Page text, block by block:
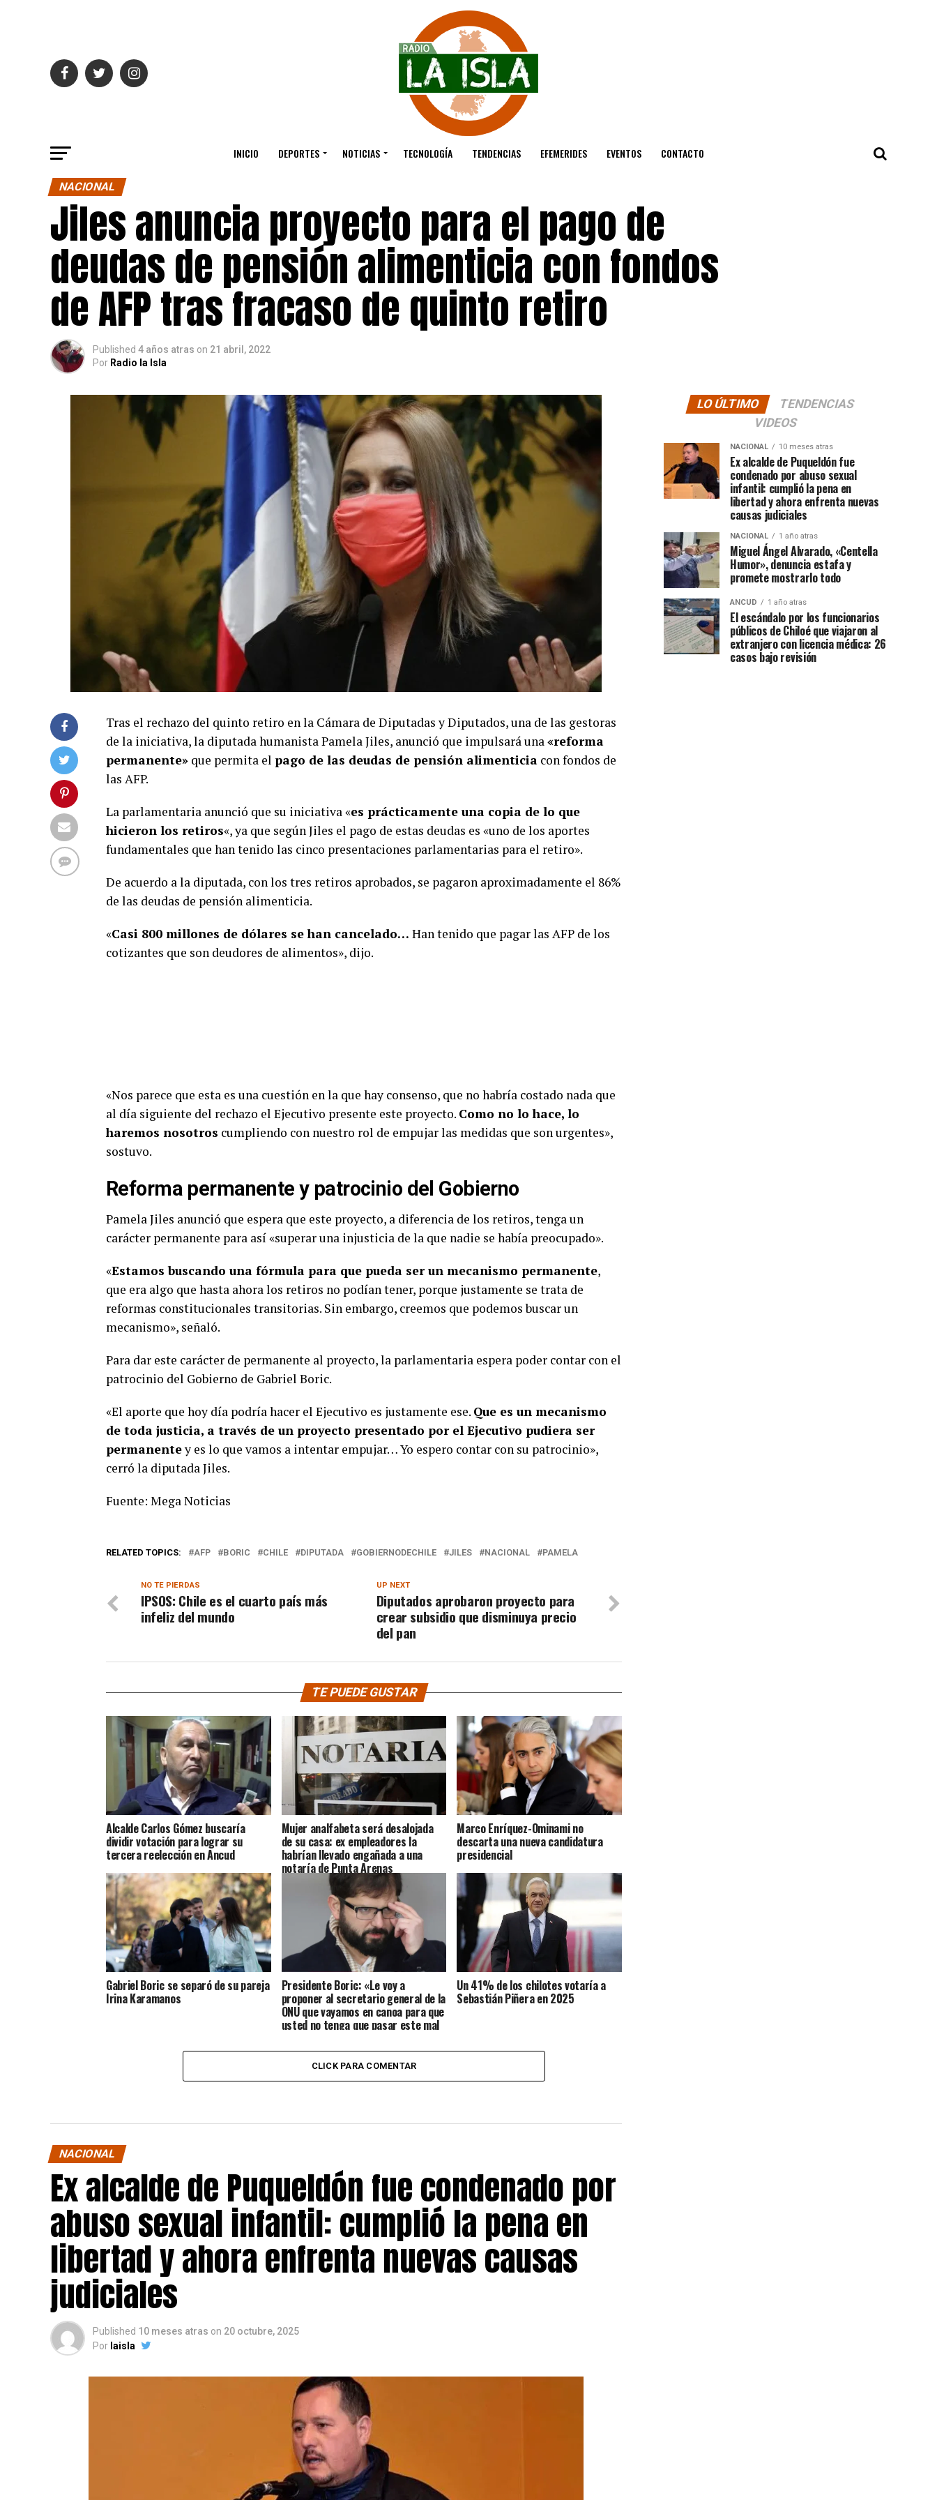
INICIO DEPORTES NOTICIAS TECNOLOGÍA TENDENCIAS EFEMERIDES EVENTOS CONTACTO
NACIONAL
Jiles anuncia proyecto para el pago de
deudas de pensión alimenticia con fondos
de AFP tras fracaso de quinto retiro
Published 4 años atras on 21 abril, 2022
Por Radio la Isla
Tras el rechazo del quinto retiro en la Cámara de Diputadas y Diputados, una de las gestoras
de la iniciativa, la diputada humanista Pamela Jiles, anunció que impulsará una«reforma
permanente» que permita el pago de las deudas de pensión alimenticia con fondos de
las AFP.
La parlamentaria anunció que su iniciativa «es prácticamente una copia de lo que
hicieron los retiros«, ya que según Jiles el pago de estas deudas es «uno de los aportes
fundamentales que han tenido las cinco presentaciones parlamentarias para el retiro».
De acuerdo a la diputada, con los tres retiros aprobados, se pagaron aproximadamente el 86%
de las deudas de pensión alimenticia.
«Casi 800 millones de dólares se han cancelado… Han tenido que pagar las AFP de los
cotizantes que son deudores de alimentos», dijo.
«Nos parece que esta es una cuestión en la que hay consenso, que no habría costado nada que
al día siguiente del rechazo el Ejecutivo presente este proyecto. Como no lo hace, lo
haremos nosotros cumpliendo con nuestro rol de empujar las medidas que son urgentes»,
sostuvo.
Reforma permanente y patrocinio del Gobierno
Pamela Jiles anunció que espera que este proyecto, a diferencia de los retiros, tenga un
carácter permanente para así «superar una injusticia de la que nadie se había preocupado».
«Estamos buscando una fórmula para que pueda ser un mecanismo permanente,
que era algo que hasta ahora los retiros no podían tener, porque justamente se trata de
reformas constitucionales transitorias. Sin embargo, creemos que podemos buscar un
mecanismo», señaló.
Para dar este carácter de permanente al proyecto, la parlamentaria espera poder contar con el
patrocinio del Gobierno de Gabriel Boric.
«El aporte que hoy día podría hacer el Ejecutivo es justamente ese. Que es un mecanismo
de toda justicia, a través de un proyecto presentado por el Ejecutivo pudiera ser
permanentey es lo que vamos a intentar empujar… Yo espero contar con su patrocinio»,
cerró la diputada Jiles.
Fuente: Mega Noticias
RELATED TOPICS: AFP BORIC CHILE DIPUTADA GOBIERNODECHILE JILES NACIONAL PAMELA
UP NEXT
Diputados aprobaron proyecto para
crear subsidio que disminuya precio
del pan
NO TE PIERDAS
IPSOS: Chile es el cuarto país más
infeliz del mundo
TE PUEDE GUSTAR
Alcalde Carlos Gómez buscaría
dividir votación para lograr su
tercera reelección en Ancud
Mujer analfabeta será desalojada
de su casa: ex empleadores la
habrían llevado engañada a una
notaría de Punta Arenas
Marco Enríquez-Ominami no
descarta una nueva candidatura
presidencial
Gabriel Boric se separó de su pareja
Irina Karamanos
Presidente Boric: «Le voy a
proponer al secretario general de la
ONU que vayamos en canoa para que
usted no tenga que pasar este mal
Un 41% de los chilotes votaría a
Sebastián Piñera en 2025
CLICK PARA COMENTAR
NACIONAL
Ex alcalde de Puqueldón fue condenado por
abuso sexual infantil: cumplió la pena en
libertad y ahora enfrenta nuevas causas
judiciales
Published 10 meses atras on 20 octubre, 2025
Por laisla
LO ÚLTIMO
TENDENCIAS
VIDEOS
NACIONAL 10 meses atras
Ex alcalde de Puqueldón fue
condenado por abuso sexual
infantil: cumplió la pena en
libertad y ahora enfrenta nuevas
causas judiciales
NACIONAL 1 año atras
Miguel Ángel Alvarado, «Centella
Humor», denuncia estafa y
promete mostrarlo todo
ANCUD 1 año atras
El escándalo por los funcionarios
públicos de Chiloé que viajaron al
extranjero con licencia médica: 26
casos bajo revisión